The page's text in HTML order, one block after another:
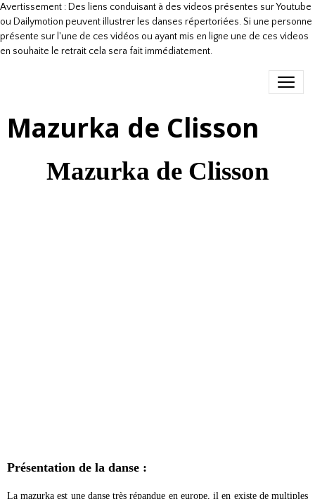
Avertissement : Des liens conduisant à des videos présentes sur Youtube
ou Dailymotion peuvent illustrer les danses répertoriées. Si une personne
présente sur l'une de ces vidéos ou ayant mis en ligne une de ces videos
en souhaite le retrait cela sera fait immédiatement.
Mazurka de Clisson
Mazurka de Clisson
Présentation de la danse :
La mazurka est une danse très répandue en europe, il en existe de multiples